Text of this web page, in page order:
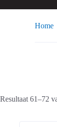
Home
Resultaat 61–72